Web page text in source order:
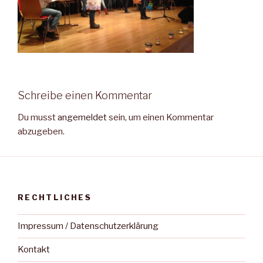
Schreibe einen Kommentar
Du musstangemeldetsein, um einen Kommentar
abzugeben.
RECHTLICHES
Impressum / Datenschutzerklärung
Kontakt